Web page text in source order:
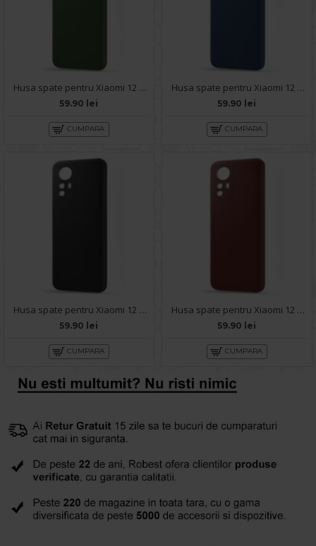
Husa spate pentru Xiaomi 12 5G - Silicon Line Verde
59.90 lei
CUMPARA
Husa spate pentru Xiaomi 12 5G - Silicon Line Roz
59.90 lei
CUMPARA
Husa spate pentru Xiaomi 12 5G - Silicon Line Negru
59.90 lei
CUMPARA
Husa spate pentru Xiaomi 12 5G - Silicon Line Marsala
59.90 lei
CUMPARA